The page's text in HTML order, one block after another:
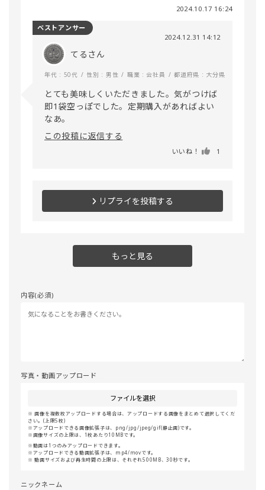
2024.10.17 16:24
2024.12.31 14:12
てるさん
年代 : 50代 性別 : 男性 職業 : 会社員 都道府県 : 大分県
とても美味しくいただきました。気がつけば
即1袋空っぽでした。定期購入があればよい
なあ。
この投稿に返信する
いいね！ 1
ベストアンサー
リプライを投稿する
もっと見る
内容(必須)
写真・動画アップロード
ファイルを選択
画像を複数枚アップロードする場合は、アップロードする画像をまとめて選択してくだ
さい。(上限5枚)
アップロードできる画像拡張子は、png/jpg/jpeg/gif(静止画)です。
画像サイズの上限は、1枚あたり10MBです。
動画は1つのみアップロードできます。
アップロードできる動画拡張子は、mp4/movです。
動画サイズおよび再生時間の上限は、それぞれ500MB、30秒です。
ニックネーム